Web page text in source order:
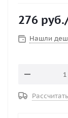
276 руб.
Нашли